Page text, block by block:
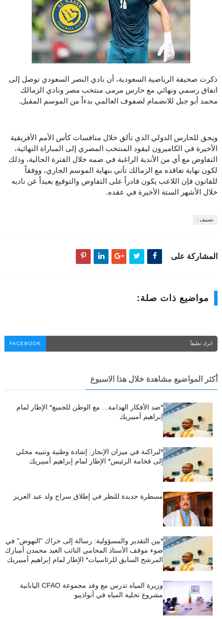
ذكرت صحيفة الرياضية السعودية، أن نادي النصر السعودي توصل إلى
اتفاق رسمي ونهائي مع حارس مرمى منتخب مصر ونادي الزمالك
محمد أبو جبل للانضمام لصفوف العالمي بدءاً من الموسم المقبل.
ويحق للحارس الدولي الذي تألق خلال منافسات كأس الأمم الأفريقية
الأخيرة في الكاميرون ليقود المنتخب المصري إلى المباراة النهائية،
التفاوض مع أي من الأندية الراغبة في ضمه خلال الفترة الحالية، وذلك
لكون نهاية تعاقده مع الزمالك تأتي بنهاية الموسم الجاري، ووفقاً
للقانون فإن اللاعب يكون قادراً على التفاوض والتوقيع بعيداً عن ناديه
خلال الأشهر الستة الأخيرة في عقده.
تصنيف :
المشاركة على
مواضيع ذات صلة:
اترك تعليقاً FACEBOOK
أكثر المواضيع مشاهدة خلال هذا الاسبوع
*ضد الأفكار الهدامة... مع الوطن للجميع* الإطار لمام
إبراهيم أمبيريك
*لبراكنة في ميزان الإنجاز: إشادة وطنية وتنبيه محلي
إلى فخامة الرئيس* الإطار لمام إبراهيم أمبيريك
مسطرة جديدة للنظر في إطلاق سراح ولد عبد العزيز
*بين التقدير والمسؤولية: رسالة إلى حراك "النهوض" في
ضوء موقف الأستاذ المحامي النائب العيد محمدن أمبارك
المرشح السابق للرئاسيات* الإطار لمام إبراهيم أمبيريك
وزيرة المياه تدرس مع وفد مجموعة CFAO اليابانية
مشروع تحلية المياه في أنواذيبو